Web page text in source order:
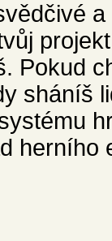
Pokud
sháníš
herního